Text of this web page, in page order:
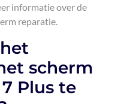
informatie over de
reparatie.
scherm
Plus te